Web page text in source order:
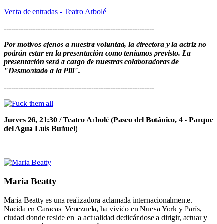
Venta de entradas - Teatro Arbolé
--------------------------------------------------------------
Por motivos ajenos a nuestra voluntad, la directora y la actriz no
podrán estar en la presentación como teníamos previsto. La
presentación será a cargo de nuestras colaboradoras de
"Desmontado a la Pili".
--------------------------------------------------------------
Jueves 26, 21:30 / Teatro Arbolé (Paseo del Botánico, 4 - Parque
del Agua Luis Buñuel)
Maria Beatty
Maria Beatty es una realizadora aclamada internacionalmente.
Nacida en Caracas, Venezuela, ha vivido en Nueva York y París,
ciudad donde reside en la actualidad dedicándose a dirigir, actuar y